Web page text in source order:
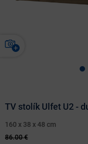
TV stolík Ulfet U2 -
160 x 38 x 48 cm
86.00 €